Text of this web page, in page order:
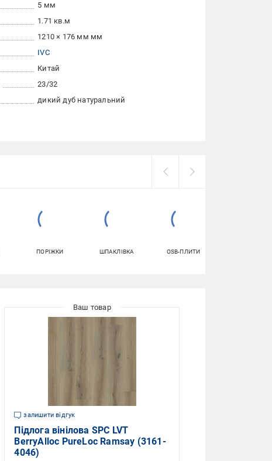
5 мм
1.71 кв.м
1210 × 176 мм мм
IVC
Китай
23/32
дикий дуб натуральний
ПОРІЖКИ ШПАКЛІВКА OSB-ПЛИТИ
залишити відгук
Підлога вінілова SPC LVT
BerryAlloc PureLoc Ramsay (3161-
4046)